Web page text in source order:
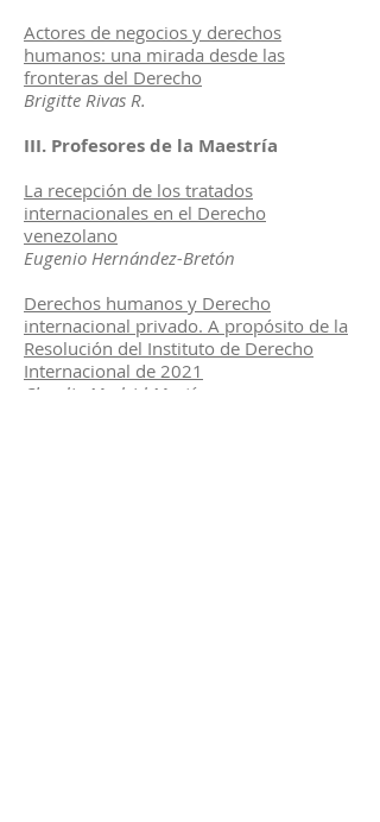
Actores de negocios y derechos
humanos: una mirada desde las
fronteras del Derecho
Brigitte Rivas R.
III. Profesores de la Maestría
La recepción de los tratados
internacionales en el Derecho
venezolano
Eugenio Hernández-Bretón
Derechos humanos y Derecho
internacional privado. A propósito de la
Resolución del Instituto de Derecho
Internacional de 2021
Claudia Madrid Martínez